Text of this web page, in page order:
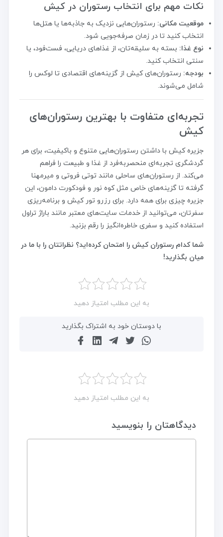
نکات مهم برای انتخاب رستوران در کیش
موقعیت مکانی: رستوران‌هایی نزدیک به جاذبه‌ها یا هتل‌ها
انتخاب کنید تا در زمان صرفه‌جویی شود.
نوع غذا: بسته به سلیقه‌تان، از غذاهای دریایی، فست‌فود، یا
سنتی انتخاب کنید.
بودجه: رستوران‌های کیش از گزینه‌های اقتصادی تا لوکس را
شامل می‌شوند.
تجربه‌ای متفاوت با بهترین رستوران‌های
کیش
جزیره کیش با داشتن رستوران‌هایی متنوع و باکیفیت، برای هر
گردشگری تجربه‌ای منحصربه‌فرد از غذا و طبیعت را فراهم
می‌کند. از رستوران‌های ساحلی مانند توتی فروتی و میرمهنا
گرفته تا گزینه‌های خاص مثل کوه نور و فودکورت دامون، این
جزیره چیزی برای همه دارد. برای رزرو تور کیش و برنامه‌ریزی
سفرتان، می‌توانید از خدمات سایت‌های معتبر مانند باراژ تراول
استفاده کنید و سفری خاطره‌انگیز را رقم بزنید.
شما کدام رستوران کیش را امتحان کرده‌اید؟ نظراتتان را با ما در
میان بگذارید!
به این مطلب امتیاز دهید
با دوستان خود به اشتراک بگذارید
به این مطلب امتیاز دهید
دیدگاهتان را بنویسید